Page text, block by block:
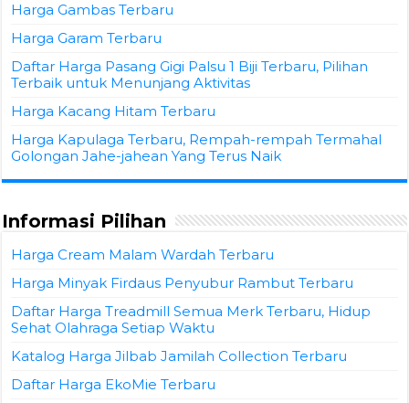
Harga Gambas Terbaru
Harga Garam Terbaru
Daftar Harga Pasang Gigi Palsu 1 Biji Terbaru, Pilihan
Terbaik untuk Menunjang Aktivitas
Harga Kacang Hitam Terbaru
Harga Kapulaga Terbaru, Rempah-rempah Termahal
Golongan Jahe-jahean Yang Terus Naik
Informasi Pilihan
Harga Cream Malam Wardah Terbaru
Harga Minyak Firdaus Penyubur Rambut Terbaru
Daftar Harga Treadmill Semua Merk Terbaru, Hidup
Sehat Olahraga Setiap Waktu
Katalog Harga Jilbab Jamilah Collection Terbaru
Daftar Harga EkoMie Terbaru